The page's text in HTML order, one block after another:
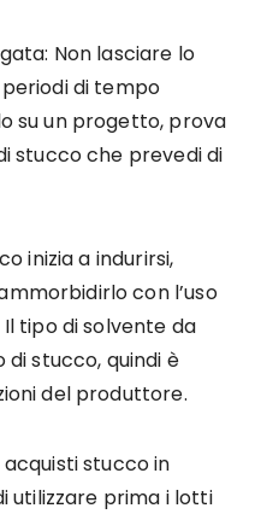
Non lasciare lo
di tempo
su un progetto, prova
stucco che prevedi di
inizia a indurirsi,
con l’uso
tipo di solvente da
stucco, quindi è
del produttore.
acquisti stucco in
utilizzare prima i lotti